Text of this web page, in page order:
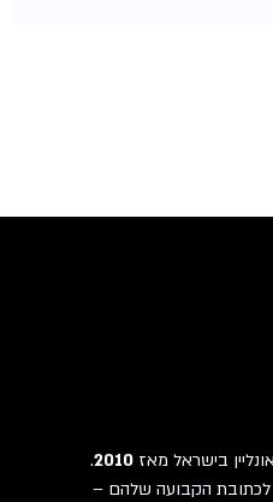
בישראל מאז2010
.
הקבועה שלהם –